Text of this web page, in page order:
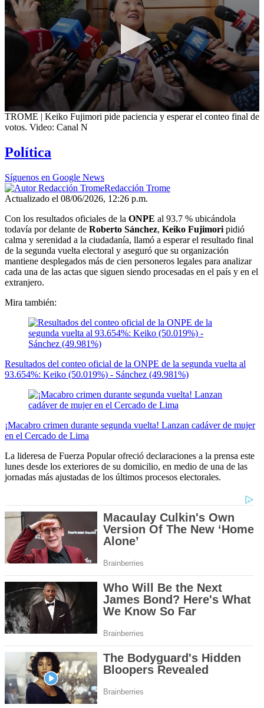
0
seconds
minutes,
55
seconds
TROME | Keiko Fujimori pide paciencia y esperar el conteo final de
votos. Video: Canal N
Política
Síguenos en Google News
Redacción Trome
Actualizado el 08/06/2026, 12:26 p.m.
Con los resultados oficiales de la ONPE al 93.7 % ubicándola
todavía por delante de Roberto Sánchez, Keiko Fujimori pidió
calma y serenidad a la ciudadanía, llamó a esperar el resultado final
de la segunda vuelta electoral y aseguró que su organización
mantiene desplegados más de cien personeros legales para analizar
cada una de las actas que siguen siendo procesadas en el país y en el
extranjero.
Mira también:
Resultados del conteo oficial de la ONPE de la segunda vuelta al
93.654%: Keiko (50.019%) - Sánchez (49.981%)
¡Macabro crimen durante segunda vuelta! Lanzan cadáver de mujer
en el Cercado de Lima
La lideresa de Fuerza Popular ofreció declaraciones a la prensa este
lunes desde los exteriores de su domicilio, en medio de una de las
jornadas más ajustadas de los últimos procesos electorales.